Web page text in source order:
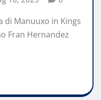
di Manuuxo in Kings
Fran Hernandez